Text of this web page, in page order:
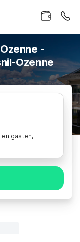
-
Ozenne
gasten,